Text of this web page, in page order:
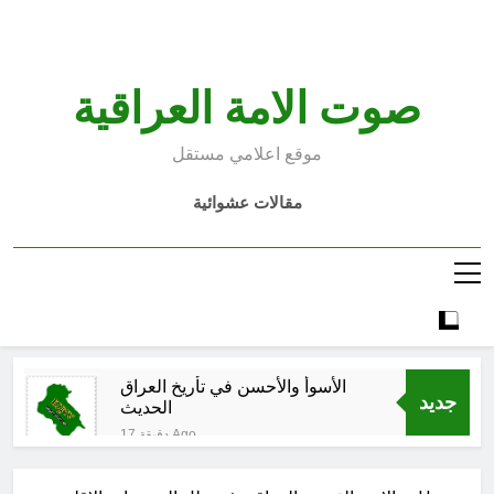
صوت الامة العراقية
موقع اعلامي مستقل
مقالات عشوائية
جديد
الأسوأ والأحسن في تأريخ العراق
الحديث
17 دقيقة Ago